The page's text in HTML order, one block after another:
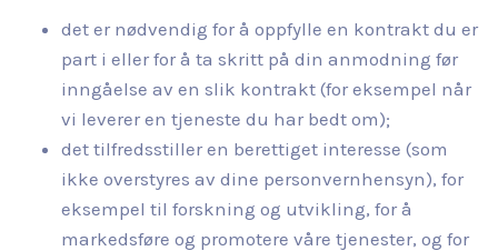
det er nødvendig for å oppfylle en kontrakt du er
part i eller for å ta skritt på din anmodning før
inngåelse av en slik kontrakt (for eksempel når
vi leverer en tjeneste du har bedt om);
det tilfredsstiller en berettiget interesse (som
ikke overstyres av dine personvernhensyn), for
eksempel til forskning og utvikling, for å
markedsføre og promotere våre tjenester, og for